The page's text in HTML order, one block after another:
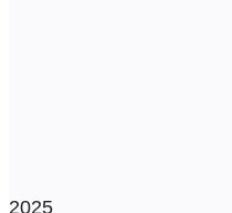
2025